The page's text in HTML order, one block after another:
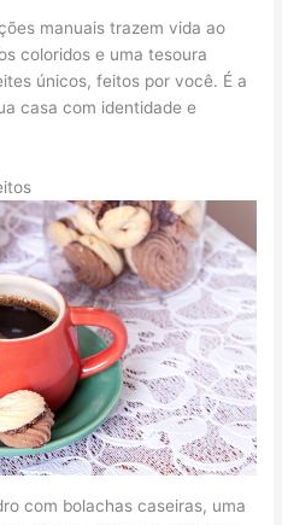
manuais trazem vida ao
coloridos e uma tesoura
únicos, feitos por você. É a
casa com identidade e
com bolachas caseiras, uma